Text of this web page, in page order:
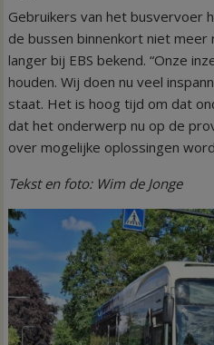
Gebruikers van het busvervoer
de bussen binnenkort niet meer
langer bij EBS bekend. “Onze
houden. Wij doen nu veel
staat. Het is hoog tijd om dat
dat het onderwerp nu op de
over mogelijke oplossingen
Tekst en foto: Wim de Jonge